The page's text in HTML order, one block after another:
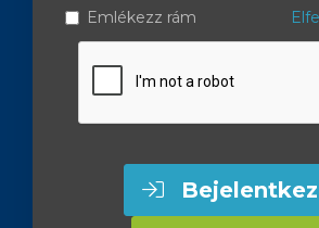
Emlékezz rám